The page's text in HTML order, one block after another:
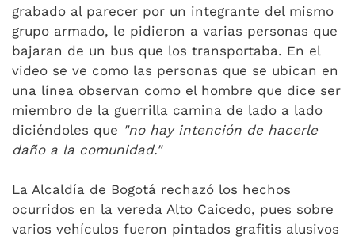
grabado al parecer por un integrante del mismo
grupo armado, le pidieron a varias personas que
bajaran de un bus que los transportaba. En el
video se ve como las personas que se ubican en
una línea observan como el hombre que dice ser
miembro de la guerrilla camina de lado a lado
diciéndoles que "no hay intención de hacerle
daño a la comunidad."
La Alcaldía de Bogotá rechazó los hechos
ocurridos en la vereda Alto Caicedo, pues sobre
varios vehículos fueron pintados grafitis alusivos